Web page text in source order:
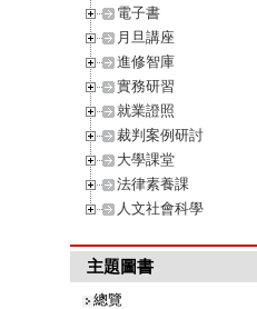
電子書
月旦講座
進修智庫
實務研習
就業證照
裁判案例研討
大學課堂
法律素養課
人文社會科學
主題圖書
總覽